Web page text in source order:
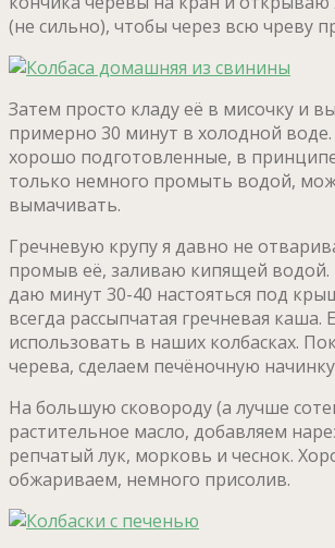
(не сильно), чтобы через всю чреву
Затем просто кладу её в мисочку и
примерно 30 минут в холодной
хорошо подготовленные, в
только немного промыть водой,
вымачивать.
Гречневую крупу я давно не
промыв её, заливаю кипящей водой.
даю минут 30-40 настояться под
всегда рассыпчатая гречневая каша.
использовать в наших колбасках.
черева, сделаем печёночную
На большую сковороду (а лучше
растительное масло, добавляем
репчатый лук, морковь и чеснок.
обжариваем, немного присолив.